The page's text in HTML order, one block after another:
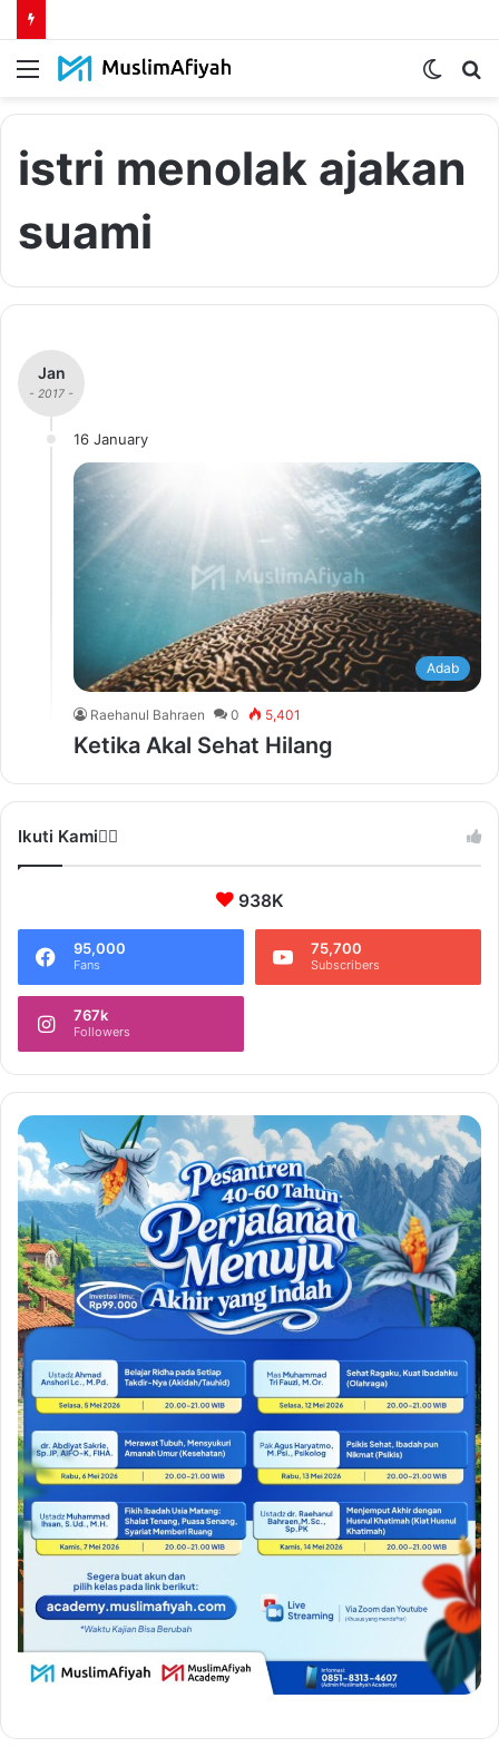
Menu
Switch
istri menolak ajakan
suami
Jan
- 2017 -
16 January
Adab
Raehanul Bahraen 0 5,401
Ketika Akal Sehat Hilang
Ikuti Kami❤️‍🔥
938K
95,000
Fans
75,700
Subscribers
767k
Followers